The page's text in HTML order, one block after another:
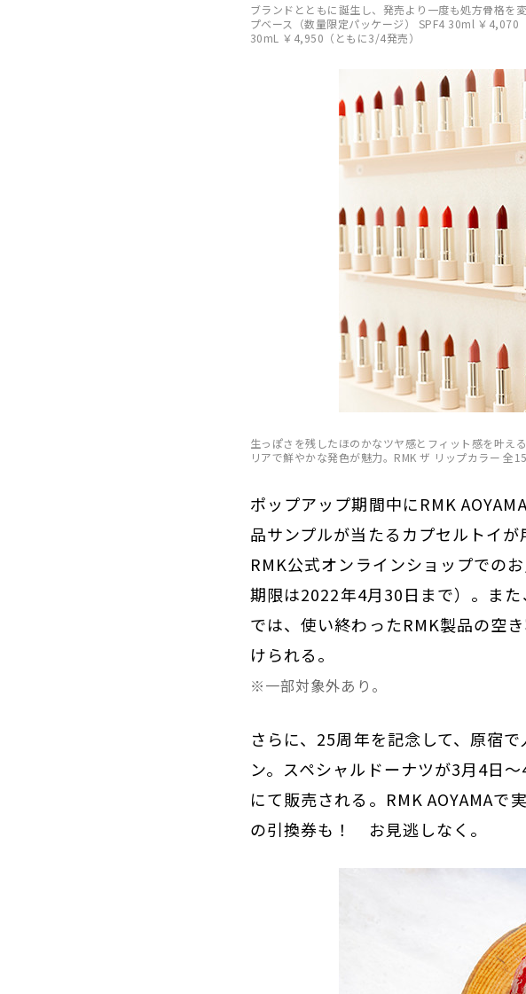
ブランドとともに誕生し、発売より一度も処方骨格を
プベース（数量限定パッケージ） SPF4 30ml ￥
30mL ￥4,950（ともに3/4発売）
生っぽさを残したほのかなツヤ感とフィット感を叶え
リアで鮮やかな発色が魅力。RMK ザ リップカラー 全
ポップアップ期間中にRMK
品サンプルが当たるカプセルトイ
RMK公式オンラインショップでの
期限は2022年4月30日まで）。ま
では、使い終わったRMK製品の空
けられる。
※一部対象外あり。
さらに、25周年を記念して、原宿
ン。スペシャルドーナツが3月4日
にて販売される。RMK AOYAMAで
の引換券も！ お見逃しなく。